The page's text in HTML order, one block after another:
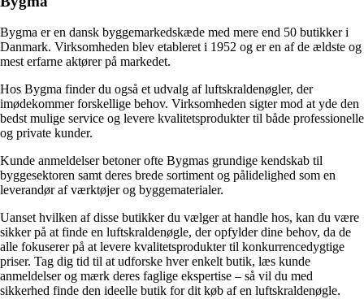
Bygma er en dansk byggemarkedskæde med mere end 50 butikker i
Danmark. Virksomheden blev etableret i 1952 og er en af de ældste og
mest erfarne aktører på markedet.
Hos Bygma finder du også et udvalg af luftskraldenøgler, der
imødekommer forskellige behov. Virksomheden sigter mod at yde den
bedst mulige service og levere kvalitetsprodukter til både professionelle
og private kunder.
Kunde anmeldelser betoner ofte Bygmas grundige kendskab til
byggesektoren samt deres brede sortiment og pålidelighed som en
leverandør af værktøjer og byggematerialer.
Uanset hvilken af ​​disse butikker du vælger at handle hos, kan du være
sikker på at finde en luftskraldenøgle, der opfylder dine behov, da de
alle fokuserer på at levere kvalitetsprodukter til konkurrencedygtige
priser. Tag dig tid til at udforske hver enkelt butik, læs kunde
anmeldelser og mærk deres faglige ekspertise – så vil du med
sikkerhed finde den ideelle butik for dit køb af en luftskraldenøgle.